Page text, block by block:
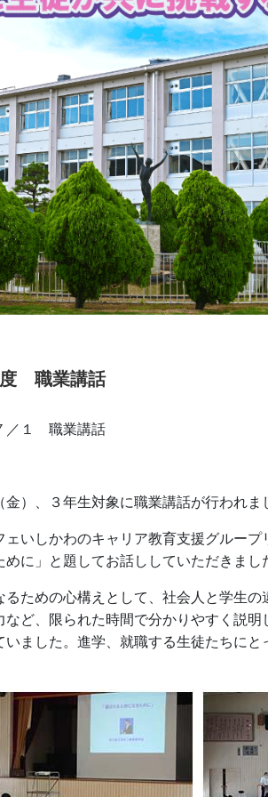
職業講話
／１ 職業講話
）、３年生対象に職業講話が行われま
いしかわのキャリア教育支援グル
めに」と題してお話ししていただきまし
ための心構えとして、社会人と学生
など、限られた時間で分かりやすく説
いました。進学、就職する生徒たちに